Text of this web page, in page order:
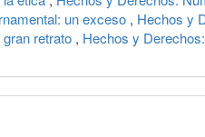
un exceso , Hechos y
retrato , Hechos y